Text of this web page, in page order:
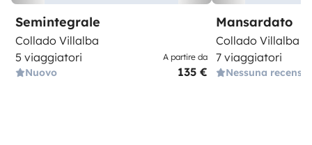
Semintegrale
Collado Villalba
5 viaggiatori
Nuovo
A partire da
135 €
Mansardato
Collado Villalba
7 viaggiatori
Nessuna